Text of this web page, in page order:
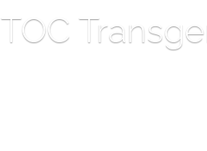
TOC